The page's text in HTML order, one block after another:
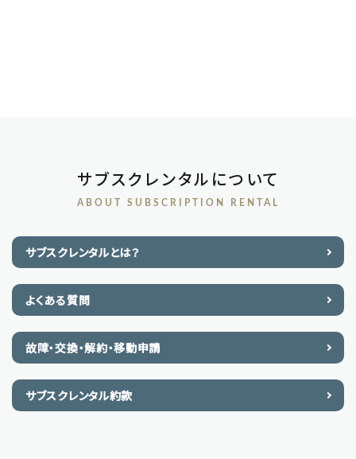
サブスクレンタルについて
ABOUT SUBSCRIPTION RENTAL
サブスクレンタルとは？
よくある質問
故障・交換・解約・移動申請
サブスクレンタル約款